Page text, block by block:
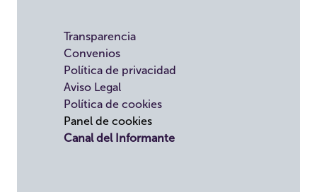
Transparencia
Convenios
Política de privacidad
Aviso Legal
Política de cookies
Panel de cookies
Canal del Informante